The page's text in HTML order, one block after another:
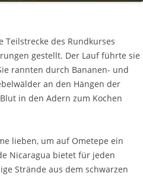
des Rundkurses
gestellt. Der Lauf führte sie
rannten durch Bananen- und
an den Hängen der
in den Adern zum Kochen
lieben, um auf Ometepe ein
Nicaragua bietet für jeden
Strände aus dem schwarzen